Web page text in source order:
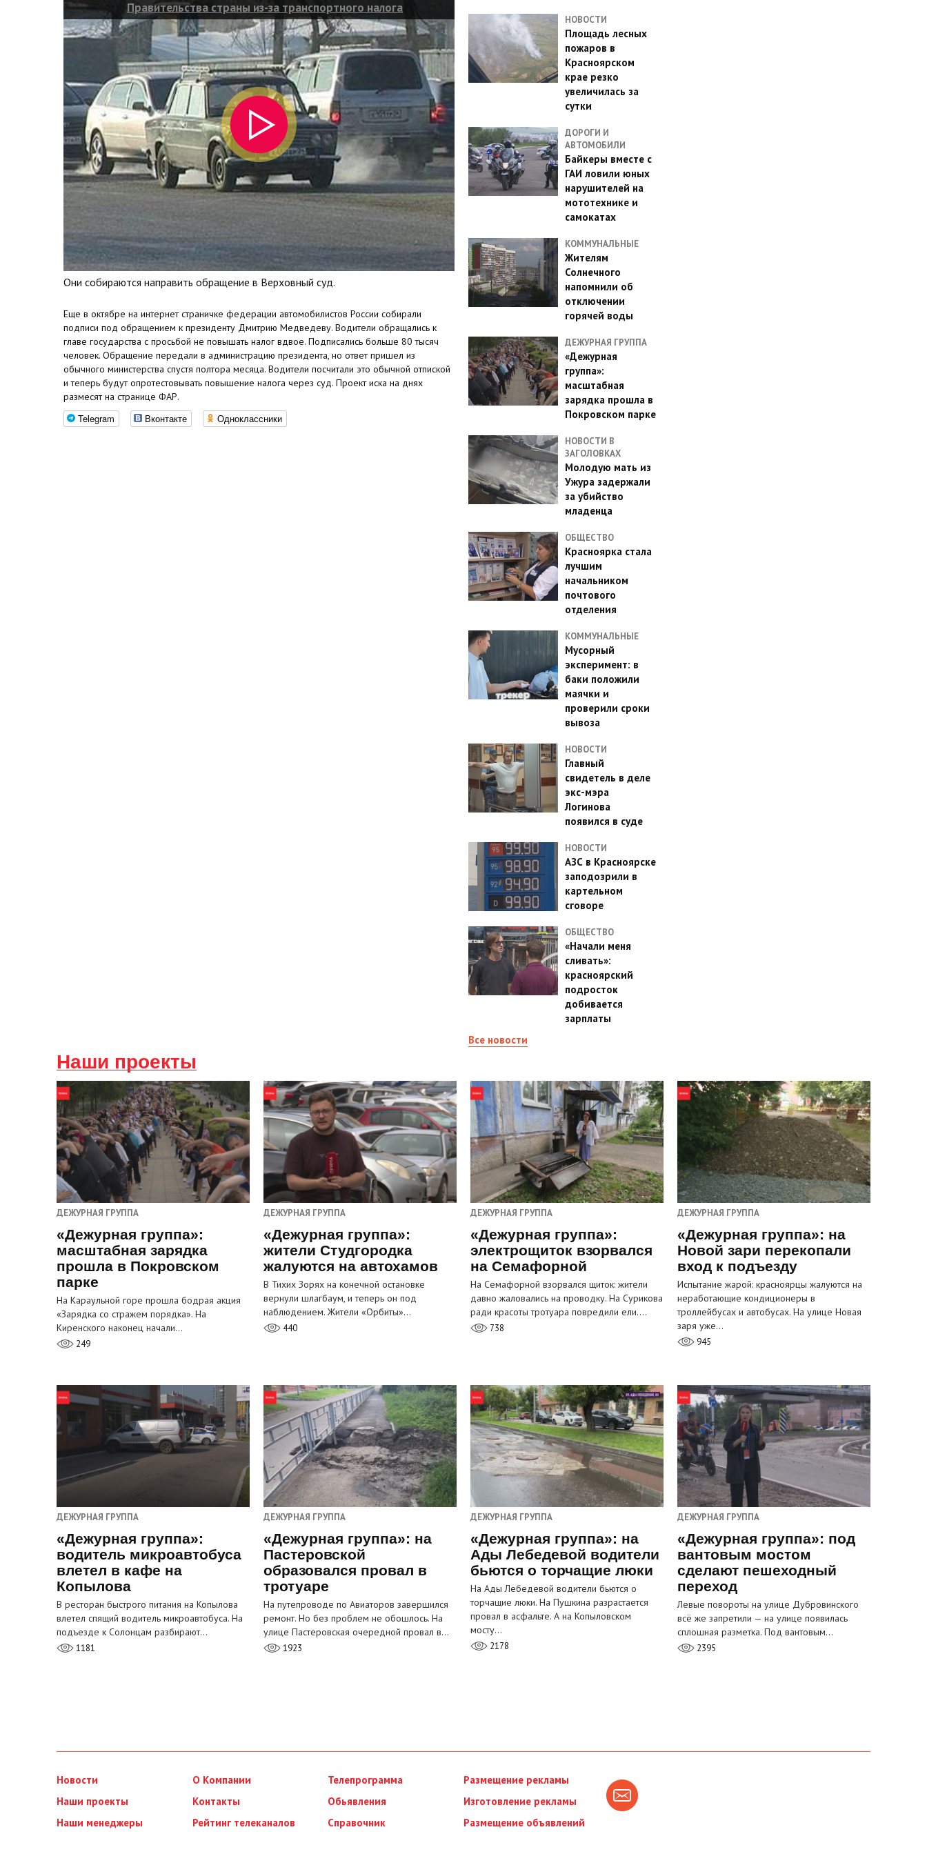
Правительства страны из-за транспортного налога
Они собираются направить обращение в Верховный суд.
Еще в октябре на интернет страничке федерации автомобилистов России собирали
подписи под обращением к президенту Дмитрию Медведеву. Водители обращались к
главе государства с просьбой не повышать налог вдвое. Подписались больше 80 тысяч
человек. Обращение передали в администрацию президента, но ответ пришел из
обычного министерства спустя полтора месяца. Водители посчитали это обычной отпиской
и теперь будут опротестовывать повышение налога через суд. Проект иска на днях
размесят на странице ФАР.
Telegram Вконтакте Одноклассники
НОВОСТИ
Площадь лесных
пожаров в
Красноярском
крае резко
увеличилась за
сутки
ДОРОГИ И
АВТОМОБИЛИ
Байкеры вместе с
ГАИ ловили юных
нарушителей на
мототехнике и
самокатах
КОММУНАЛЬНЫЕ
Жителям
Солнечного
напомнили об
отключении
горячей воды
ДЕЖУРНАЯ ГРУППА
«Дежурная
группа»:
масштабная
зарядка прошла в
Покровском парке
НОВОСТИ В
ЗАГОЛОВКАХ
Молодую мать из
Ужура задержали
за убийство
младенца
ОБЩЕСТВО
Красноярка стала
лучшим
начальником
почтового
отделения
КОММУНАЛЬНЫЕ
Мусорный
эксперимент: в
баки положили
маячки и
проверили сроки
вывоза
НОВОСТИ
Главный
свидетель в деле
экс-мэра
Логинова
появился в суде
НОВОСТИ
АЗС в Красноярске
заподозрили в
картельном
сговоре
ОБЩЕСТВО
«Начали меня
сливать»:
красноярский
подросток
добивается
зарплаты
Все новости
Наши проекты
ДЕЖУРНАЯ ГРУППА
«Дежурная группа»:
масштабная зарядка
прошла в Покровском
парке
На Караульной горе прошла бодрая акция
«Зарядка со стражем порядка». На
Киренского наконец начали…
249
ДЕЖУРНАЯ ГРУППА
«Дежурная группа»:
жители Студгородка
жалуются на автохамов
В Тихих Зорях на конечной остановке
вернули шлагбаум, и теперь он под
наблюдением. Жители «Орбиты»…
440
ДЕЖУРНАЯ ГРУППА
«Дежурная группа»:
электрощиток взорвался
на Семафорной
На Семафорной взорвался щиток: жители
давно жаловались на проводку. На Сурикова
ради красоты тротуара повредили ели.…
738
ДЕЖУРНАЯ ГРУППА
«Дежурная группа»: на
Новой зари перекопали
вход к подъезду
Испытание жарой: красноярцы жалуются на
неработающие кондиционеры в
троллейбусах и автобусах. На улице Новая
заря уже…
945
ДЕЖУРНАЯ ГРУППА
«Дежурная группа»:
водитель микроавтобуса
влетел в кафе на
Копылова
В ресторан быстрого питания на Копылова
влетел спящий водитель микроавтобуса. На
подъезде к Солонцам разбирают…
1181
ДЕЖУРНАЯ ГРУППА
«Дежурная группа»: на
Пастеровской
образовался провал в
тротуаре
На путепроводе по Авиаторов завершился
ремонт. Но без проблем не обошлось. На
улице Пастеровская очередной провал в…
1923
ДЕЖУРНАЯ ГРУППА
«Дежурная группа»: на
Ады Лебедевой водители
бьются о торчащие люки
На Ады Лебедевой водители бьются о
торчащие люки. На Пушкина разрастается
провал в асфальте. А на Копыловском
мосту…
2178
ДЕЖУРНАЯ ГРУППА
«Дежурная группа»: под
вантовым мостом
сделают пешеходный
переход
Левые повороты на улице Дубровинского
всё же запретили — на улице появилась
сплошная разметка. Под вантовым…
2395
Новости
Наши проекты
Наши менеджеры
О Компании
Контакты
Рейтинг телеканалов
Телепрограмма
Обьявления
Справочник
Размещение рекламы
Изготовление рекламы
Размещение объявлений